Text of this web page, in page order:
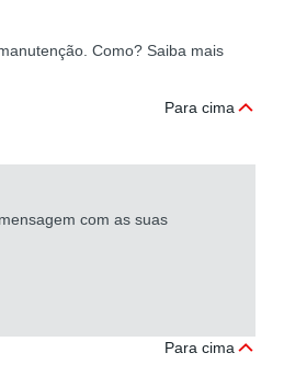
Como? Saiba mais
Para cima
com as suas
Para cima